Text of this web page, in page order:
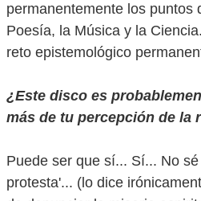
permanentemente los puntos
Poesía, la Música y la
reto epistemológico
¿Este disco es
más de tu percepción de la
Puede ser que sí... Sí... No
protesta'... (lo dice